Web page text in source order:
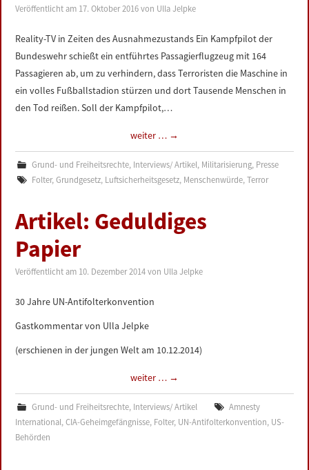
Veröffentlicht am 17. Oktober 2016 von Ulla Jelpke
Reality-TV in Zeiten des Ausnahmezustands Ein Kampfpilot der
Bundeswehr schießt ein entführtes Passagierflugzeug mit 164
Passagieren ab, um zu verhindern, dass Terroristen die Maschine in
ein volles Fußballstadion stürzen und dort Tausende Menschen in
den Tod reißen. Soll der Kampfpilot,…
weiter … →
Grund- und Freiheitsrechte, Interviews/ Artikel, Militarisierung, Presse
Folter, Grundgesetz, Luftsicherheitsgesetz, Menschenwürde, Terror
Artikel: Geduldiges
Papier
Veröffentlicht am 10. Dezember 2014 von Ulla Jelpke
30 Jahre UN-Antifolterkonvention
Gastkommentar von Ulla Jelpke
(erschienen in der jungen Welt am 10.12.2014)
weiter … →
Grund- und Freiheitsrechte, Interviews/ Artikel
Amnesty
International,CIA-Geheimgefängnisse, Folter, UN-Antifolterkonvention, US-
Behörden